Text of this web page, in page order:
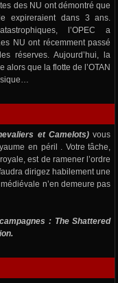
des NU ont démontré que
expireraient dans 3 ans.
l’OPEC a
NU ont récemment passé
réserves. Aujourd’hui, la
que la flotte de l’OTAN
et Camelots) vous
en péril . Votre tâche,
est de ramener l’ordre
dirigez habilement une
n’en demeure pas
: The Shattered